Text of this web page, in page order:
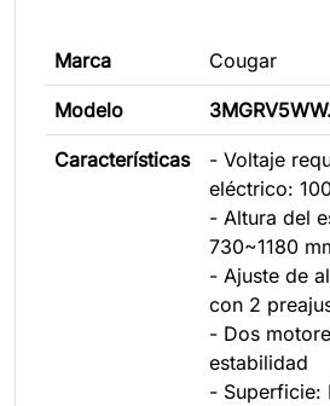
Marca Cougar
Modelo
Características
- Voltaje
eléctrico:
- Altura del
730~1180
- Ajuste de
con 2
- Dos
estabilidad
- Superficie: